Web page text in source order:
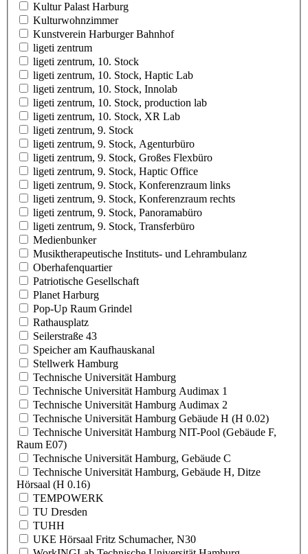
Kultur Palast Harburg
Kulturwohnzimmer
Kunstverein Harburger Bahnhof
ligeti zentrum
ligeti zentrum, 10. Stock
ligeti zentrum, 10. Stock, Haptic Lab
ligeti zentrum, 10. Stock, Innolab
ligeti zentrum, 10. Stock, production lab
ligeti zentrum, 10. Stock, XR Lab
ligeti zentrum, 9. Stock
ligeti zentrum, 9. Stock, Agenturbüro
ligeti zentrum, 9. Stock, Großes Flexbüro
ligeti zentrum, 9. Stock, Haptic Office
ligeti zentrum, 9. Stock, Konferenzraum links
ligeti zentrum, 9. Stock, Konferenzraum rechts
ligeti zentrum, 9. Stock, Panoramabüro
ligeti zentrum, 9. Stock, Transferbüro
Medienbunker
Musiktherapeutische Instituts- und Lehrambulanz
Oberhafenquartier
Patriotische Gesellschaft
Planet Harburg
Pop-Up Raum Grindel
Rathausplatz
Seilerstraße 43
Speicher am Kaufhauskanal
Stellwerk Hamburg
Technische Universität Hamburg
Technische Universität Hamburg Audimax 1
Technische Universität Hamburg Audimax 2
Technische Universität Hamburg Gebäude H (H 0.02)
Technische Universität Hamburg NIT-Pool (Gebäude F,
Raum E07)
Technische Universität Hamburg, Gebäude C
Technische Universität Hamburg, Gebäude H, Ditze
Hörsaal (H 0.16)
TEMPOWERK
TU Dresden
TUHH
UKE Hörsaal Fritz Schumacher, N30